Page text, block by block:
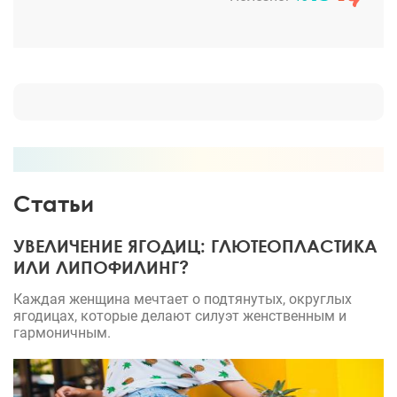
Статьи
УВЕЛИЧЕНИЕ ЯГОДИЦ: ГЛЮТЕОПЛАСТИКА
ИЛИ ЛИПОФИЛИНГ?
Каждая женщина мечтает о подтянутых, округлых
ягодицах, которые делают силуэт женственным и
гармоничным.